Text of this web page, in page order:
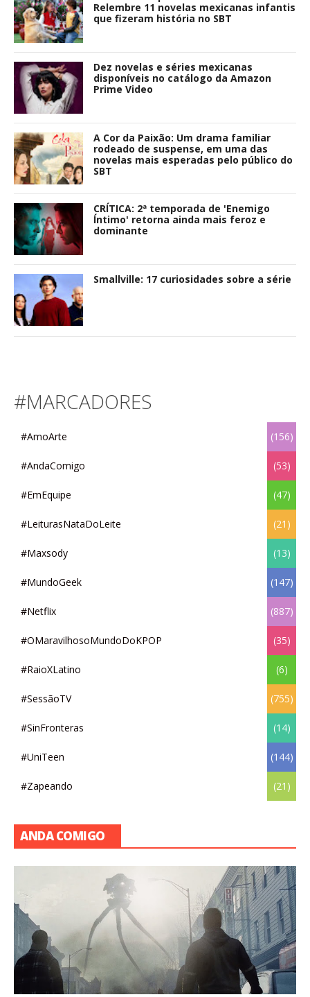
Relembre 11 novelas mexicanas infantis
que fizeram história no SBT
Dez novelas e séries mexicanas
disponíveis no catálogo da Amazon
Prime Video
A Cor da Paixão: Um drama familiar
rodeado de suspense, em uma das
novelas mais esperadas pelo público do
SBT
CRÍTICA: 2ª temporada de 'Enemigo
Íntimo' retorna ainda mais feroz e
dominante
Smallville: 17 curiosidades sobre a série
#MARCADORES
#AmoArte (156)
#AndaComigo (53)
#EmEquipe (47)
#LeiturasNataDoLeite (21)
#Maxsody (13)
#MundoGeek (147)
#Netflix (887)
#OMaravilhosoMundoDoKPOP (35)
#RaioXLatino (6)
#SessãoTV (755)
#SinFronteras (14)
#UniTeen (144)
#Zapeando (21)
ANDA COMIGO